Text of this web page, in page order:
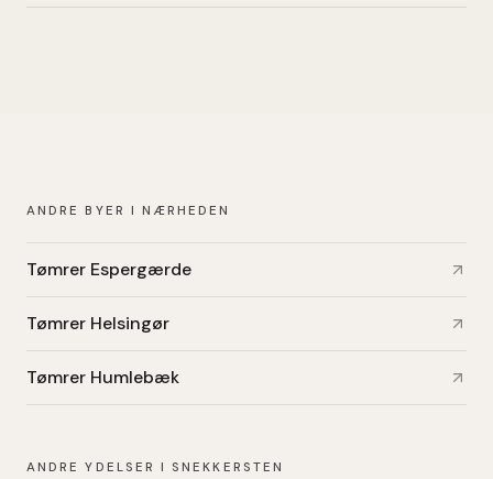
ANDRE BYER I NÆRHEDEN
Tømrer Espergærde
Tømrer Helsingør
Tømrer Humlebæk
ANDRE YDELSER I SNEKKERSTEN